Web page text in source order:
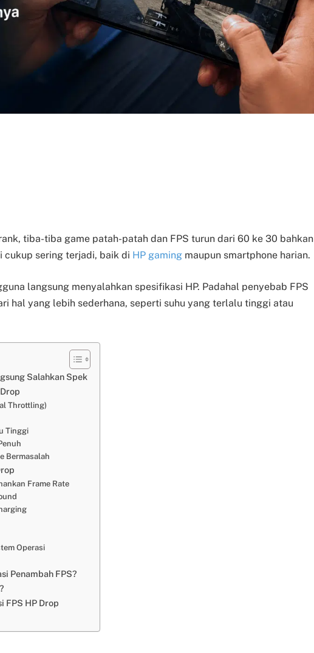
tiba-tiba game patah-patah dan FPS turun dari 60 ke 30 bahkan
cukup sering terjadi, baik di HP gaming maupun smartphone harian.
langsung menyalahkan spesifikasi HP. Padahal penyebab FPS
hal yang lebih sederhana, seperti suhu yang terlalu tinggi atau
Salahkan Spek
Throttling)
Tinggi
Bermasalah
Frame Rate
Operasi
Penambah FPS?
FPS HP Drop